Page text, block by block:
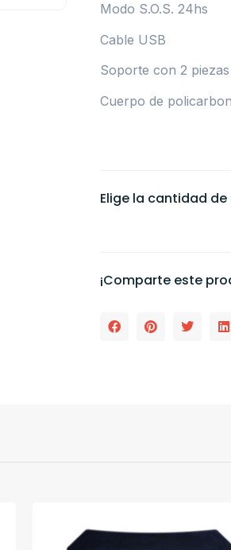
Modo S.O.S. 24hs
Cable USB
Soporte con 2
Cuerpo de
Elige la cantidad
¡Comparte este